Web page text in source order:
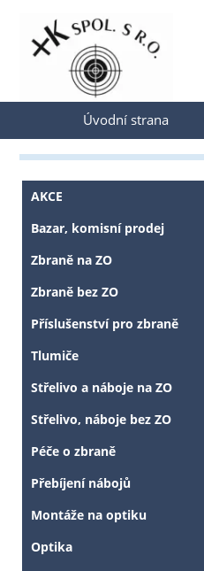
Přihlásit se
Úvodní strana
AKCE
Bazar, komisní prodej
Zbraně na ZO
Zbraně bez ZO
Příslušenství pro zbraně
Tlumiče
Střelivo a náboje na ZO
Střelivo, náboje bez ZO
Péče o zbraně
Přebíjení nábojů
Montáže na optiku
Optika